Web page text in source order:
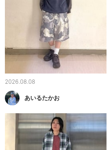
2026.08.08
あいるたかお